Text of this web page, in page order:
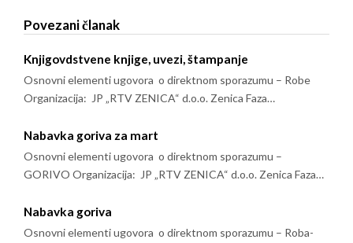
Povezani članak
Knjigovdstvene knjige, uvezi, štampanje
Osnovni elementi ugovora o direktnom sporazumu – Robe
Organizacija: JP „RTV ZENICA“ d.o.o. Zenica Faza…
Nabavka goriva za mart
Osnovni elementi ugovora o direktnom sporazumu –
GORIVO Organizacija: JP „RTV ZENICA“ d.o.o. Zenica Faza…
Nabavka goriva
Osnovni elementi ugovora o direktnom sporazumu – Roba-